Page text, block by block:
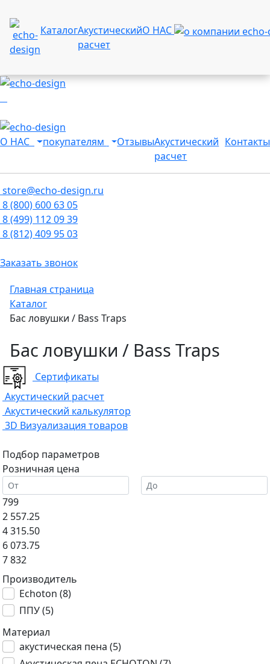
КаталогАкустический
расчет
О НАС
О НАС покупателям ОтзывыАкустический
расчет
Контакты
store@echo-design.ru
8 (800) 600 63 05
8 (499) 112 09 39
8 (812) 409 95 03
Заказать звонок
Главная страница
Каталог
Бас ловушки / Bass Traps
Бас ловушки / Bass Traps
Сертификаты
Акустический расчет
Акустический калькулятор
3D Визуализация товаров
Подбор параметров
Розничная цена
799
2 557.25
4 315.50
6 073.75
7 832
Производитель
Echoton (8)
ППУ (5)
Материал
акустическая пена (5)